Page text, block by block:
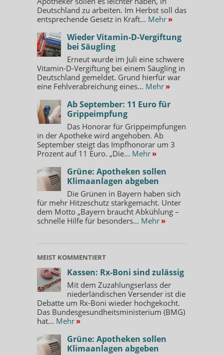
Deutschland zu arbeiten. Im Herbst soll das
entsprechende Gesetz in Kraft... Mehr »
Wieder Vitamin-D-Vergiftung
bei Säugling
Erneut wurde im Juli eine schwere
Vitamin-D-Vergiftung bei einem Säugling in
Deutschland gemeldet. Grund hierfür war
eine Fehlverabreichung eines... Mehr »
Ab September: 11 Euro für
Grippeimpfung
Das Honorar für Grippeimpfungen
in der Apotheke wird angehoben. Ab
September steigt das Impfhonorar um 3
Prozent auf 11 Euro. „Die... Mehr »
Grüne: Apotheken sollen
Klimaanlagen abgeben
Die Grünen in Bayern haben sich
für mehr Hitzeschutz starkgemacht. Unter
dem Motto „Bayern braucht Abkühlung –
schnelle Hilfe für besonders... Mehr »
MEIST KOMMENTIERT
Kassen: Rx-Boni sind zulässig
Mit dem Zuzahlungserlass der
niederländischen Versender ist die
Debatte um Rx-Boni wieder hochgekocht.
Das Bundesgesundheitsministerium (BMG)
hat... Mehr »
Grüne: Apotheken sollen
Klimaanlagen abgeben